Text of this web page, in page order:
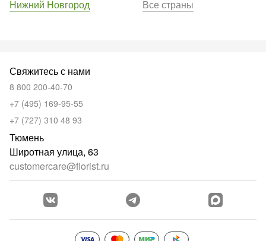
Нижний Новгород
Все страны
Свяжитесь с нами
8 800 200-40-70
+7 (495) 169-95-55
+7 (727) 310 48 93
Тюмень
Широтная улица, 63
customercare@florist.ru